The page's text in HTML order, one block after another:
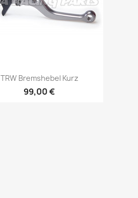
Vorschau
TRW Bremshebel Kurz
99,00 €